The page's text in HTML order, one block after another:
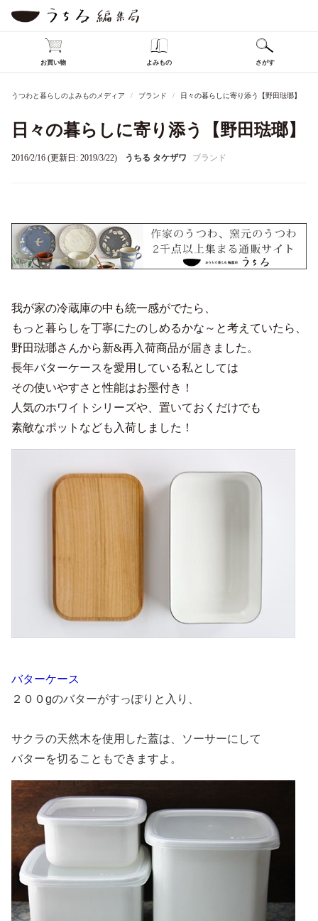
お買い物 よみもの さがす
うつわと暮らしのよみものメディア ブランド 日々の暮らしに寄り添う【野田琺瑯】
日々の暮らしに寄り添う【野田琺瑯】
2016/2/16 (更新日: 2019/3/22) うちる タケザワ ブランド
我が家の冷蔵庫の中も統一感がでたら、
もっと暮らしを丁寧にたのしめるかな～と考えていたら、
野田琺瑯さんから新&再入荷商品が届きました。
長年バターケースを愛用している私としては
その使いやすさと性能はお墨付き！
人気のホワイトシリーズや、置いておくだけでも
素敵なポットなども入荷しました！
バターケース
２００gのバターがすっぽりと入り、
サクラの天然木を使用した蓋は、
ソーサーにして
バターを切ることもできますよ。